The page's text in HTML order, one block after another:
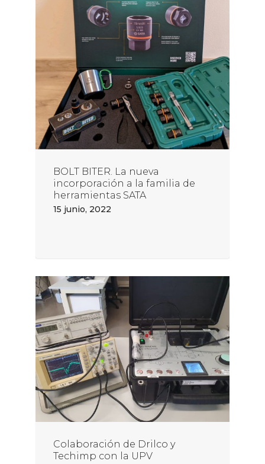
BOLT BITER. La nueva
incorporación a la familia de
herramientas SATA
15 junio, 2022
Colaboración de Drilco y
Techimp con la UPV